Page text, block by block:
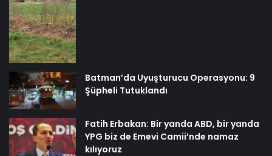
Batman’da Uyuşturucu Operasyonu: 9
Şüpheli Tutuklandı
Fatih Erbakan: Bir yanda ABD, bir yanda
YPG biz de Emevi Camii’nde namaz
kılıyoruz